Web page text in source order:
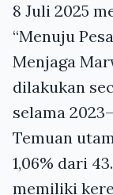
8 Juli 2025
“Menuju
Menjaga
dilakukan
selama
Temuan
1,06% dari
memiliki